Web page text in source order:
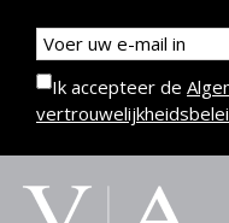
Ik accepteer de